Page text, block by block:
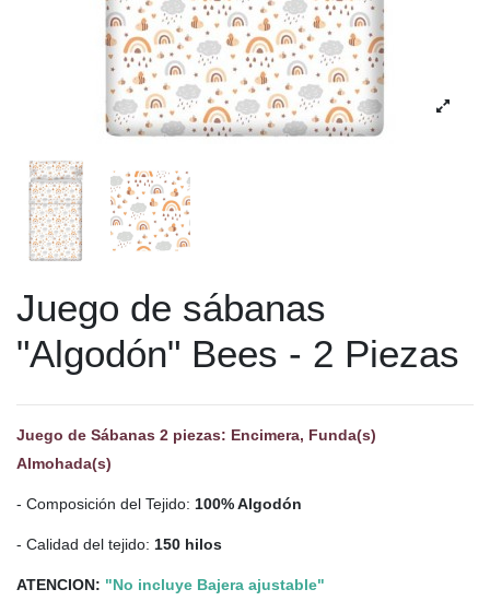
Juego de sábanas
"Algodón" Bees - 2 Piezas
Juego de Sábanas 2 piezas: Encimera, Funda(s)
Almohada(s)
- Composición del Tejido: 100% Algodón
- Calidad del tejido: 150 hilos
ATENCION: "No incluye Bajera ajustable"